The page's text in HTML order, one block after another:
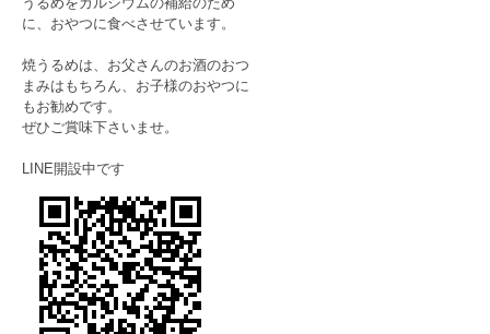
に、おやつに食べさせています。
焼うるめは、お父さんのお酒のおつ
まみはもちろん、お子様のおやつに
もお勧めです。
ぜひご賞味下さいませ。
LINE開設中です